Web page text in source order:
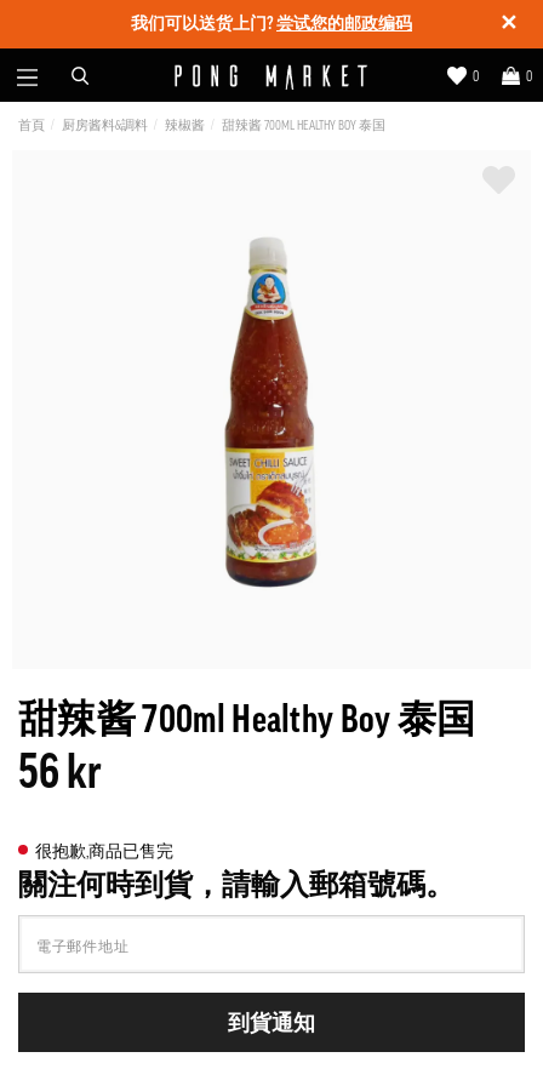
✕
我们可以送货上门?尝试您的邮政编码
0
0
首頁 厨房酱料&調料 辣椒酱 甜辣酱 700ML HEALTHY BOY 泰国
甜辣酱 700ml Healthy Boy 泰国
56 kr
很抱歉,商品已售完
關注何時到貨，請輸入郵箱號碼。
到貨通知